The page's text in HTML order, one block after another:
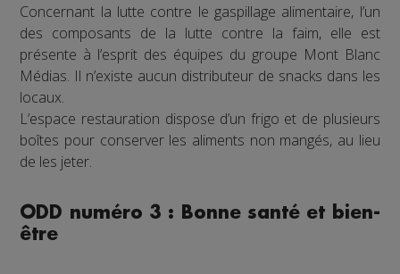
Concernant la lutte contre le gaspillage alimentaire, l’un
des composants de la lutte contre la faim, elle est
présente à l’esprit des équipes du groupe Mont Blanc
Médias. Il n’existe aucun distributeur de snacks dans les
locaux.
L’espace restauration dispose d’un frigo et de plusieurs
boîtes pour conserver les aliments non mangés, au lieu
de les jeter.
ODD numéro 3 : Bonne santé et bien-
être